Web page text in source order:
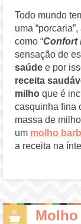
Todo mundo
uma
como “Confort
sensação de
saúde e por
receita
milhoque é
casquinha fina
massa de
um molho
a receita na
Molho